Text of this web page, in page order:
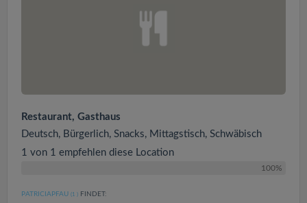
Restaurant, Gasthaus
Deutsch, Bürgerlich, Snacks, Mittagstisch, Schwäbisch
1 von 1 empfehlen diese Location
100%
PATRICIAPFAU (1 ) FINDET: